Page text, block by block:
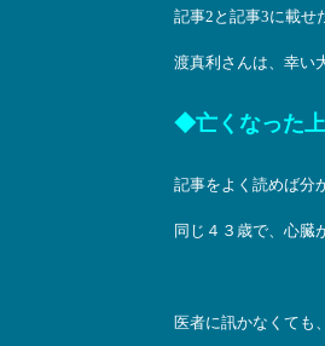
記事2と記事3に載せ
渡真利さんは、幸い
◆亡くなった上
記事をよく読めば分
同じ４３歳で、心臓
医者に訊かなくても